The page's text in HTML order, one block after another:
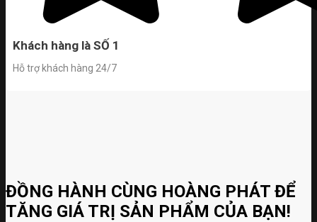
Khách hàng là SỐ 1
Hỗ trợ khách hàng 24/7
ĐỒNG HÀNH CÙNG HOÀNG PHÁT ĐỂ
TĂNG GIÁ TRỊ SẢN PHẨM CỦA BẠN!